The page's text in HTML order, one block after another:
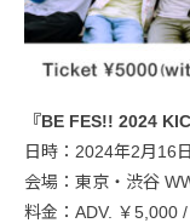
『BE FES!! 2024
日時：2024年2月16
会場：東京・渋谷
料金：ADV. ￥5,000